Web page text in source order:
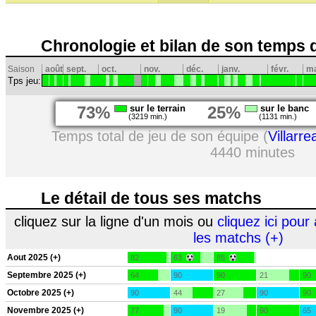
Chronologie et bilan de son temps
Saison août sept. oct. nov. déc. janv. févr.
Tps jeu:
73% sur le terrain
(3219 min.) 25% sur le banc
(1131 min.)
Temps total de jeu de son équipe (
4440 minutes
Le détail de tous ses matchs
cliquez sur la ligne d'un mois ou cliquez ici pour
les matchs (+)
Aout 2025 (+) 82 63 85
Septembre 2025 (+) 64 90 90 21 90
Octobre 2025 (+) 90 44 27 90 90
Novembre 2025 (+) 77 90 19 90 65